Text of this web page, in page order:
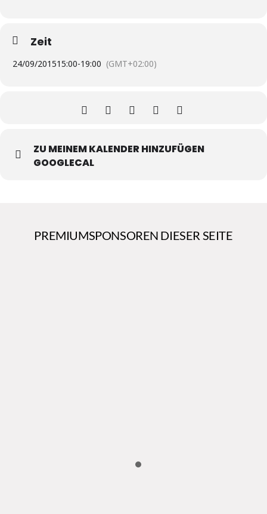
Zeit
24/09/201515:00-19:00 (GMT+02:00)
ZU MEINEM KALENDER HINZUFÜGEN
GOOGLECAL
PREMIUMSPONSOREN DIESER SEITE